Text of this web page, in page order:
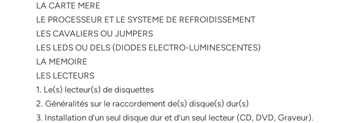
LA CARTE MERE
LE PROCESSEUR ET LE SYSTEME DE REFROIDISSEMENT
LES CAVALIERS OU JUMPERS
LES LEDS OU DELS (DIODES ELECTRO-LUMINESCENTES)
LA MEMOIRE
LES LECTEURS
1. Le(s) lecteur(s) de disquettes
2. Généralités sur le raccordement de(s) disque(s) dur(s)
3. Installation d’un seul disque dur et d’un seul lecteur (CD, DVD, Graveur).